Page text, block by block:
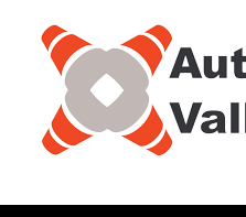
Inhalt
springen